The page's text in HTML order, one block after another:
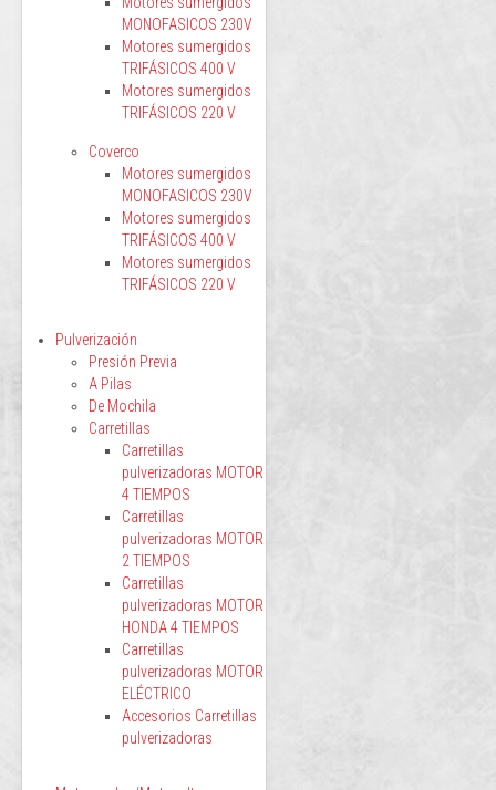
MONOFASICOS 230V
Motores sumergidos
TRIFÁSICOS 400 V
Motores sumergidos
TRIFÁSICOS 220 V
Coverco
Motores sumergidos
MONOFASICOS 230V
Motores sumergidos
TRIFÁSICOS 400 V
Motores sumergidos
TRIFÁSICOS 220 V
Pulverización
Presión Previa
A Pilas
De Mochila
Carretillas
Carretillas
pulverizadoras MOTOR
4 TIEMPOS
Carretillas
pulverizadoras MOTOR
2 TIEMPOS
Carretillas
pulverizadoras MOTOR
HONDA 4 TIEMPOS
Carretillas
pulverizadoras MOTOR
ELÉCTRICO
Accesorios Carretillas
pulverizadoras